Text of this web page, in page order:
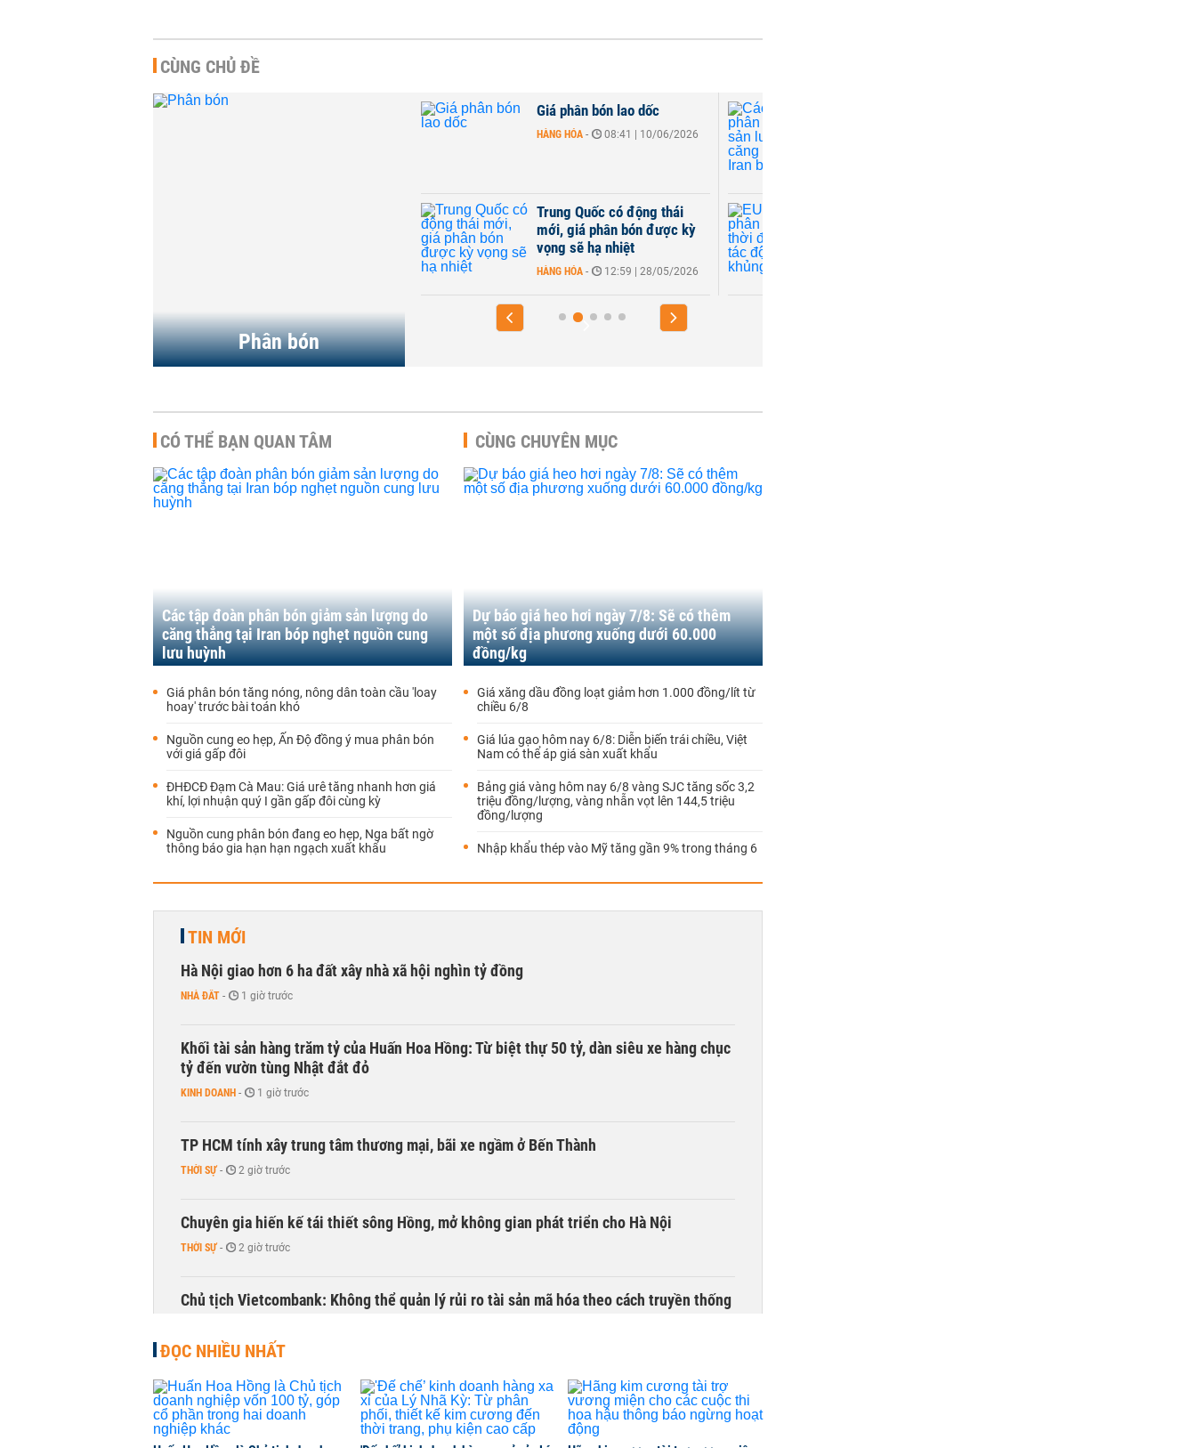
CÙNG CHỦ ĐỀ
Phân bón
Giá phân bón lao dốc
HÀNG HÓA - 08:41 | 10/06/2026
Trung Quốc có động thái
mới, giá phân bón được kỳ
vọng sẽ hạ nhiệt
HÀNG HÓA - 12:59 | 28/05/2026
CÓ THỂ BẠN QUAN TÂM
Các tập đoàn phân bón giảm sản lượng do
căng thẳng tại Iran bóp nghẹt nguồn cung
lưu huỳnh
Giá phân bón tăng nóng, nông dân toàn cầu 'loay
hoay' trước bài toán khó
Nguồn cung eo hẹp, Ấn Độ đồng ý mua phân bón
với giá gấp đôi
ĐHĐCĐ Đạm Cà Mau: Giá urê tăng nhanh hơn giá
khí, lợi nhuận quý I gần gấp đôi cùng kỳ
Nguồn cung phân bón đang eo hẹp, Nga bất ngờ
thông báo gia hạn hạn ngạch xuất khẩu
CÙNG CHUYÊN MỤC
Dự báo giá heo hơi ngày 7/8: Sẽ có thêm
một số địa phương xuống dưới 60.000
đồng/kg
Giá xăng dầu đồng loạt giảm hơn 1.000 đồng/lít từ
chiều 6/8
Giá lúa gạo hôm nay 6/8: Diễn biến trái chiều, Việt
Nam có thể áp giá sàn xuất khẩu
Bảng giá vàng hôm nay 6/8 vàng SJC tăng sốc 3,2
triệu đồng/lượng, vàng nhẫn vọt lên 144,5 triệu
đồng/lượng
Nhập khẩu thép vào Mỹ tăng gần 9% trong tháng 6
TIN MỚI
Hà Nội giao hơn 6 ha đất xây nhà xã hội nghìn tỷ đồng
NHÀ ĐẤT - 1 giờ trước
Khối tài sản hàng trăm tỷ của Huấn Hoa Hồng: Từ biệt thự 50 tỷ, dàn siêu xe hàng chục
tỷ đến vườn tùng Nhật đắt đỏ
KINH DOANH - 1 giờ trước
TP HCM tính xây trung tâm thương mại, bãi xe ngầm ở Bến Thành
THỜI SỰ - 2 giờ trước
Chuyên gia hiến kế tái thiết sông Hồng, mở không gian phát triển cho Hà Nội
THỜI SỰ - 2 giờ trước
Chủ tịch Vietcombank: Không thể quản lý rủi ro tài sản mã hóa theo cách truyền thống
ĐỌC NHIỀU NHẤT